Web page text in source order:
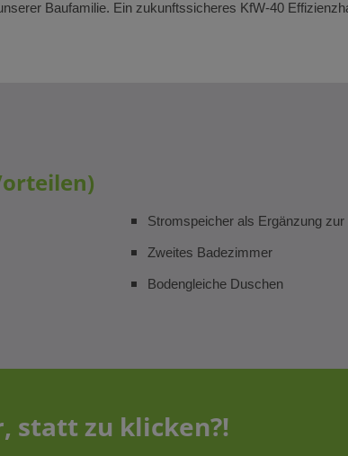
Baufamilie. Ein zukunftssicheres KfW-40
Stromspeicher als Ergänzung zur
Zweites Badezimmer
Bodengleiche Duschen
statt zu klicken?!